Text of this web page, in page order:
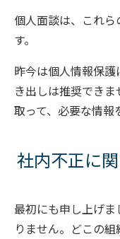
個人面談は、これ
す。
昨今は個人情報保
き出しは推奨でき
取って、必要な情報
社内不正に
最初にも申し上げ
りません。どこの